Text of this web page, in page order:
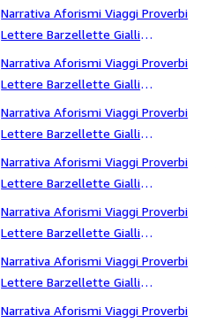
Fantascienza Socrate
Narrativa Aforismi Viaggi Proverbi
Lettere Barzellette Gialli
Fantascienza Sogni
Narrativa Aforismi Viaggi Proverbi
Lettere Barzellette Gialli
Fantascienza sogno
Narrativa Aforismi Viaggi Proverbi
Lettere Barzellette Gialli
Fantascienza Soldato di ventura
Narrativa Aforismi Viaggi Proverbi
Lettere Barzellette Gialli
Fantascienza sonetti
Narrativa Aforismi Viaggi Proverbi
Lettere Barzellette Gialli
Fantascienza sorelle
Narrativa Aforismi Viaggi Proverbi
Lettere Barzellette Gialli
Fantascienza spagnolo
Narrativa Aforismi Viaggi Proverbi